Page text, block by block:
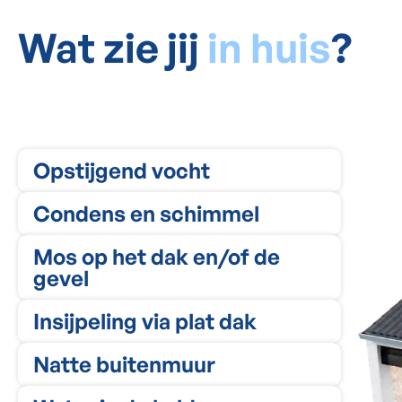
Wat zie jij in huis?
Opstijgend vocht
Condens en schimmel
Mos op het dak en/of de
gevel
Insijpeling via plat dak
Natte buitenmuur
Condens en
Opstijgend vocht